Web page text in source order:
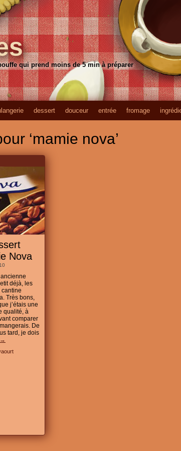
qui prend moins de 5 min à préparer
dessert douceur entrée fromage
‘mamie nova’
Nova
ancienne
déjà, les
cantine
Très bons,
j’étais une
qualité, à
comparer
De
tard, je dois
→